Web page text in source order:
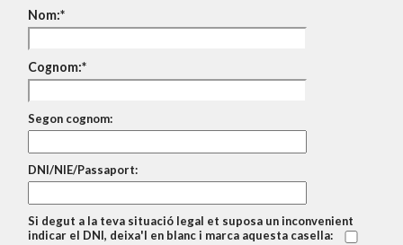
Nom:
Cognom:
Segon cognom:
DNI/NIE/Passaport:
Si degut a la teva situació legal et suposa un inconvenient
indicar el DNI, deixa'l en blanc i marca aquesta casella: